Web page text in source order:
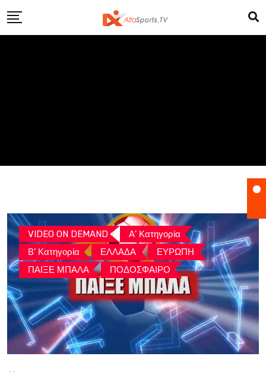
to
VIDEO ON DEMAND
Α’ Κατηγορία
Β’ Κατηγορία
ΕΛΛΑΔΑ
ΕΥΡΩΠΗ
ΠΑΙΞΕ ΜΠΑΛΑ
ΠΟΔΟΣΦΑΙΡΟ